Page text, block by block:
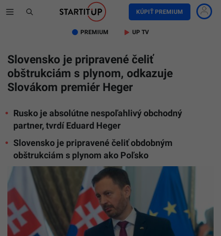
KÚPIŤ PREMIUM
PREMIUM UP TV
Slovensko je pripravené čeliť
obštrukciám s plynom, odkazuje
Slovákom premiér Heger
Rusko je absolútne nespoľahlivý obchodný
partner, tvrdí Eduard Heger
Slovensko je pripravené čeliť obdobným
obštrukciám s plynom ako Poľsko